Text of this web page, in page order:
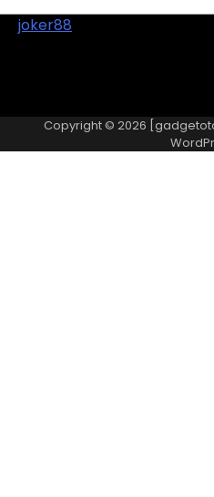
joker88
Copyright © 2026